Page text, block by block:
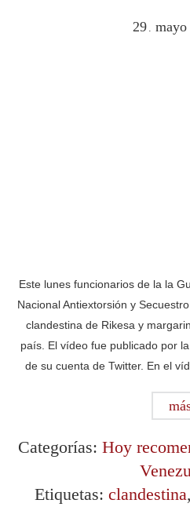
29 . mayo
Este lunes funcionarios de la la
Nacional Antiextorsión y
clandestina de Rikesa y
país. El vídeo fue publicado por
de su cuenta de Twitter. En el
Categorías: Hoy
Etiquetas: clandestina,